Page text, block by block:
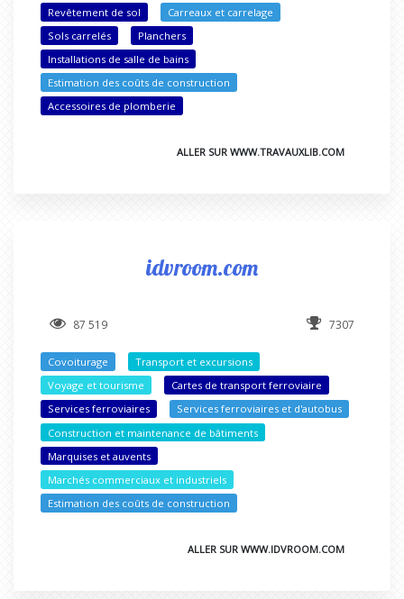
Revêtement de sol
Carreaux et carrelage
Sols carrelés
Planchers
Installations de salle de bains
Estimation des coûts de construction
Accessoires de plomberie
ALLER SUR WWW.TRAVAUXLIB.COM
idvroom.com
87 519 7307
Covoiturage
Transport et excursions
Voyage et tourisme
Cartes de transport ferroviaire
Services ferroviaires
Services ferroviaires et d'autobus
Construction et maintenance de bâtiments
Marquises et auvents
Marchés commerciaux et industriels
Estimation des coûts de construction
ALLER SUR WWW.IDVROOM.COM